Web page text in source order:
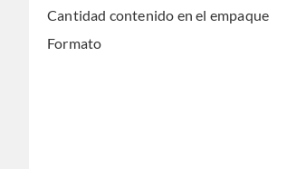
Cantidad contenido en el empaque
Formato